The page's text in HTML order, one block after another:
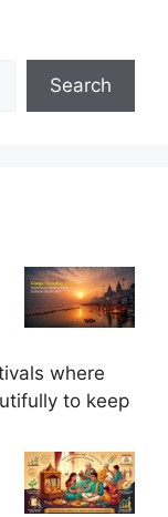
Search
where
to keep